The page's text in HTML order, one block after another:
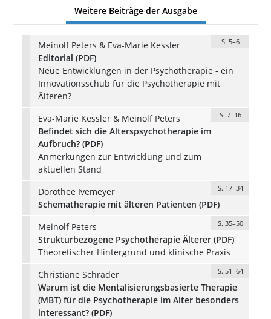
Weitere Beiträge der Ausgabe
Meinolf Peters & Eva-Marie Kessler S. 5–6
Editorial (PDF)
Neue Entwicklungen in der Psychotherapie - ein
Innovationsschub für die Psychotherapie mit
Älteren?
Eva-Marie Kessler & Meinolf Peters
S. 7–16
Befindet sich die Alterspsychotherapie im
Aufbruch? (PDF)
Anmerkungen zur Entwicklung und zum
aktuellen Stand
Dorothee Ivemeyer
S. 17–34
Schematherapie mit älteren Patienten (PDF)
Meinolf Peters
S. 35–50
Strukturbezogene Psychotherapie Älterer (PDF)
Theoretischer Hintergrund und klinische Praxis
Christiane Schrader
S. 51–64
Warum ist die Mentalisierungsbasierte Therapie
(MBT) für die Psychotherapie im Alter besonders
interessant? (PDF)